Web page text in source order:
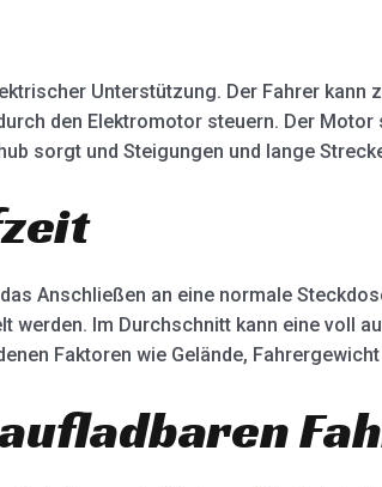
Unterstützung. Der Fahrer kann
den Elektromotor steuern. Der Motor
sorgt und Steigungen und lange
Anschließen an eine normale
Im Durchschnitt kann eine voll
Faktoren wie Gelände,